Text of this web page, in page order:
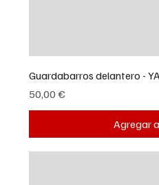
Guardabarros delantero -
Precio
50,00 €
Agregar